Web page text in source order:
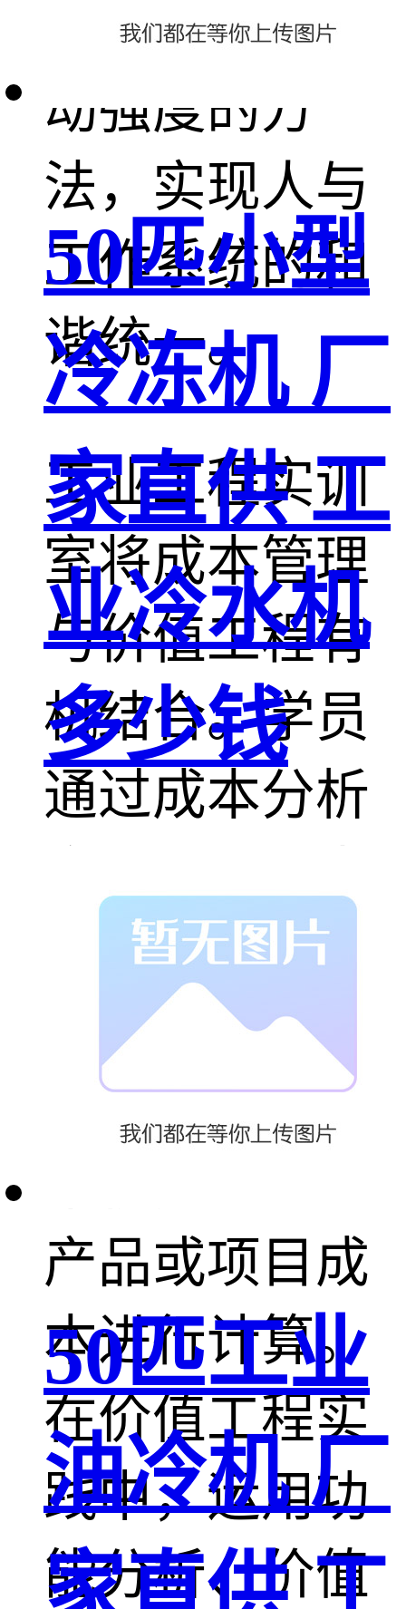
状态、降低劳
动强度的方
法，实现人与
工作系统的和
谐统一。​
工业工程实训
室将成本管理
与价值工程有
机结合。学员
通过成本分析
产过程中的直
接成本、间接
成本，运用成
产品或项目成
本进行计算。
在价值工程实
践中，运用功
能分析、价值
50匹小型
冷冻机 厂
家直供 工
业冷水机
多少钱
50匹工业
油冷机 厂